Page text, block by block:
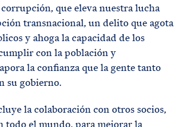
que eleva nuestra lucha
transnacional, un delito que agota
y ahoga la capacidad de los
con la población y
la confianza que la gente tanto
su gobierno.
la colaboración con otros socios,
todo el mundo, para mejorar la